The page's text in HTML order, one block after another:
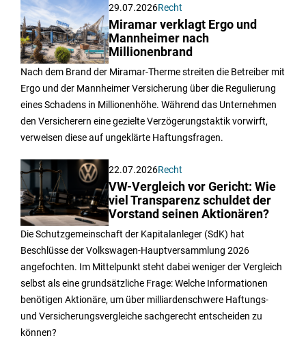
29.07.2026Recht
Miramar verklagt Ergo und
Mannheimer nach
Millionenbrand
Nach dem Brand der Miramar-Therme streiten die Betreiber mit
Ergo und der Mannheimer Versicherung über die Regulierung
eines Schadens in Millionenhöhe. Während das Unternehmen
den Versicherern eine gezielte Verzögerungstaktik vorwirft,
verweisen diese auf ungeklärte Haftungsfragen.
22.07.2026Recht
VW-Vergleich vor Gericht: Wie
viel Transparenz schuldet der
Vorstand seinen Aktionären?
Die Schutzgemeinschaft der Kapitalanleger (SdK) hat
Beschlüsse der Volkswagen-Hauptversammlung 2026
angefochten. Im Mittelpunkt steht dabei weniger der Vergleich
selbst als eine grundsätzliche Frage: Welche Informationen
benötigen Aktionäre, um über milliardenschwere Haftungs-
und Versicherungsvergleiche sachgerecht entscheiden zu
können?